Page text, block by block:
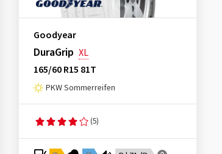
Goodyear
DuraGrip XL
165/60 R15 81T
PKW Sommerreifen
(5)